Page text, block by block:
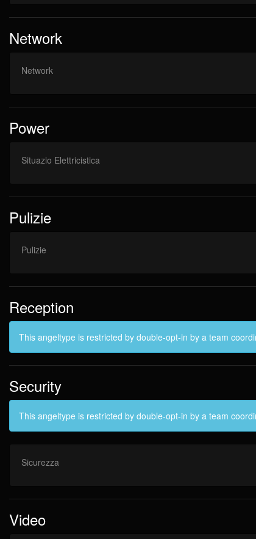
Network
Network
Power
Situazio Elettricistica
Pulizie
Pulizie
Reception
This angeltype is restricted by double-opt-in by a team
Security
This angeltype is restricted by double-opt-in by a team
Sicurezza
Video